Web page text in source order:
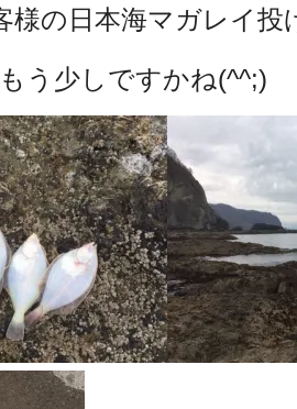
様の日本海マガレイ投
う少しですかね(^^;)